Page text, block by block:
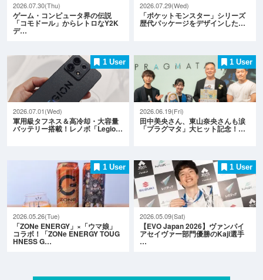
2026.07.30(Thu)
ゲーム・コンピュータ界の伝説
「コモドール」からレトロなY2K
デ…
2026.07.29(Wed)
「ポケットモンスター」シリーズ
歴代パッケージをデザインした…
1 User
2026.07.01(Wed)
軍用級タフネス＆高冷却・大容量
バッテリー搭載！レノボ「Legio…
1 User
2026.06.19(Fri)
田中美央さん、東山奈央さんも涙
「プラグマタ」大ヒット記念！…
1 User
2026.05.26(Tue)
「ZONe ENERGY」×「ウマ娘」
コラボ！「ZONe ENERGY TOUG
HNESS G…
1 User
2026.05.09(Sat)
【EVO Japan 2026】ヴァンパイ
アセイヴァー部門優勝のKaji選手
…